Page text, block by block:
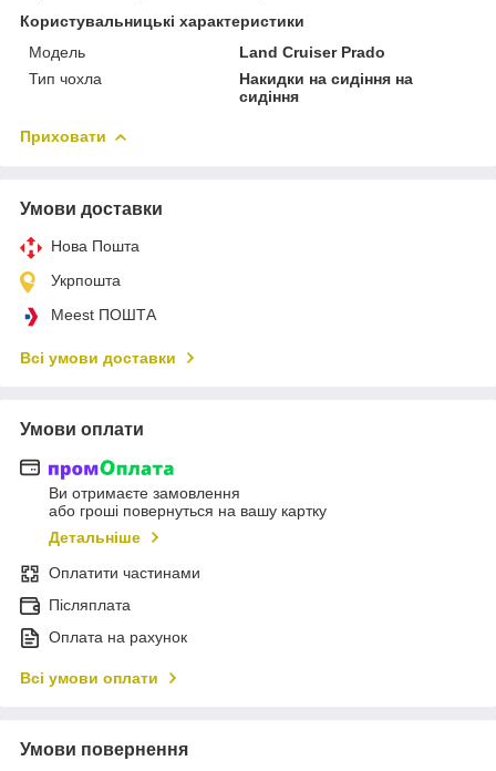
Користувальницькі характеристики
Мoдель
Land Cruiser Prado
Тип чохла
Накидки на сидіння на
сидіння
Приховати
Умови доставки
Нова Пошта
Укрпошта
Meest ПОШТА
Всі умови доставки
Умови оплати
Ви отримаєте замовлення
або гроші повернуться на вашу картку
Детальніше
Оплатити частинами
Післяплата
Оплата на рахунок
Всі умови оплати
Умови повернення